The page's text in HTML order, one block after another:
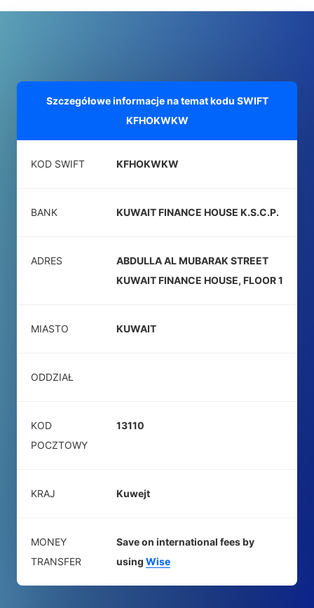
Szczegółowe informacje na temat kodu SWIFT
KFHOKWKW
KOD SWIFT KFHOKWKW
BANK KUWAIT FINANCE HOUSE K.S.C.P.
ADRES
ABDULLA AL MUBARAK STREET
KUWAIT FINANCE HOUSE, FLOOR 1
MIASTO KUWAIT
ODDZIAŁ
KOD
POCZTOWY
13110
KRAJ Kuwejt
MONEY
TRANSFER
Save on international fees by
using Wise